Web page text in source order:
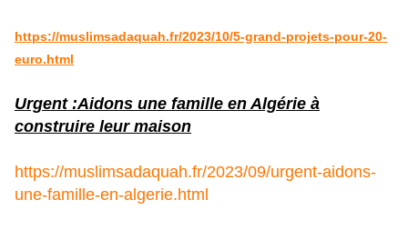
https://muslimsadaquah.fr/2023/10/5-grand-projets-pour-20-
euro.html
Urgent :Aidons une famille en Algérie à
construire leur maison
https://muslimsadaquah.fr/2023/09/urgent-aidons-
une-famille-en-algerie.html